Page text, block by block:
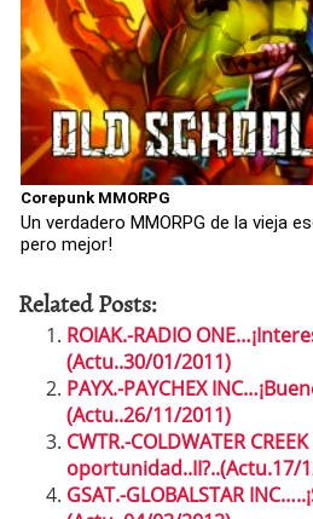
Corepunk MMORPG
Un verdadero MMORPG de la vieja
pero mejor!
Related Posts:
ROIAK.-RADIO
(Actu..30/01/2011)
PAYX.-PAYCHEX
(Actu..26/11/2011)
CWTR.-COLDWATER
oportunidad..II?..(Actu.17/
GSAT.-GLOBALSTAR